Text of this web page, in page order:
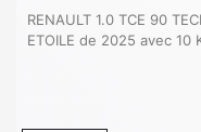
RENAULT 1.0 TCE 90
ETOILE de 2025 avec 10